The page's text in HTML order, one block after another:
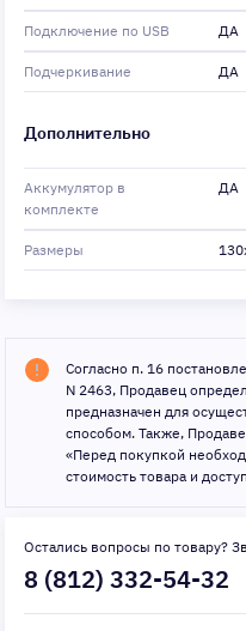
Подключение по USB ДА
Подчеркивание ДА
Дополнительно
Аккумулятор в
комплекте
ДА
Размеры
Согласно п. 16
N 2463, Продавец
предназначен для
способом. Также,
«Перед покупкой
стоимость товара и
Остались вопросы по товару?
8 (812) 332-54-32